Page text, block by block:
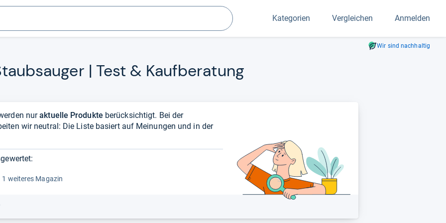
Suchen Kategorien Vergleichen Anmelden
Wir sind nachhaltig
| Test & Kauf­be­ra­tung
nuraktuelle Produkte berücksichtigt. Bei der
wir neutral: Die Liste basiert auf Meinungen und in der
1 weiteres Magazin